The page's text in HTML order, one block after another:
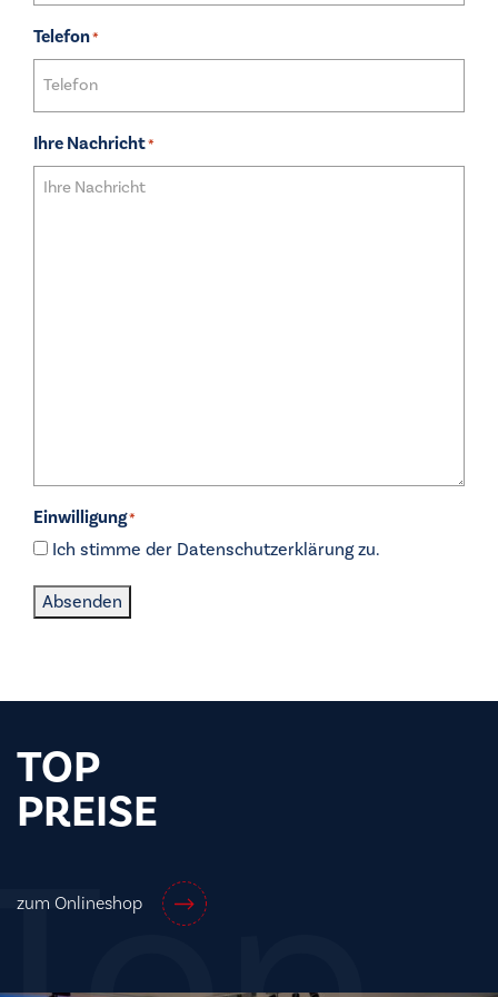
Telefon*
Ihre Nachricht*
Einwilligung*
Ich stimme der Datenschutzerklärung zu.
Absenden
TOP
PREISE
zum Onlineshop